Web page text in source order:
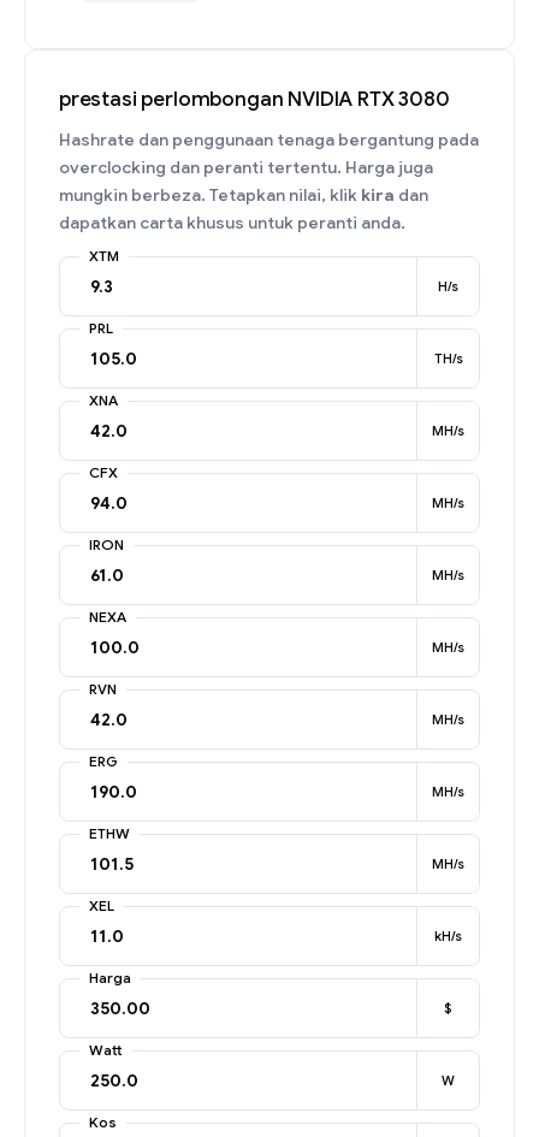
prestasi perlombongan NVIDIA RTX 3080
Hashrate dan penggunaan tenaga bergantung pada
overclocking dan peranti tertentu. Harga juga
mungkin berbeza. Tetapkan nilai, klik kira dan
dapatkan carta khusus untuk peranti anda.
XTM
H/s
PRL
TH/s
XNA
MH/s
CFX
MH/s
IRON
MH/s
NEXA
MH/s
RVN
MH/s
ERG
MH/s
ETHW
MH/s
XEL
kH/s
Harga
$
Watt
W
Kos